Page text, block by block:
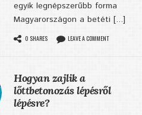
egyik legnépszerűbb forma
Magyarországon a betéti [...]
0 SHARES LEAVE A COMMENT
Hogyan zajlik a
lőttbetonozás lépésről
lépésre?